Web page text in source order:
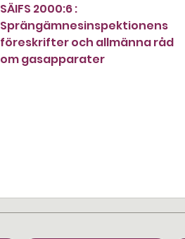
SÄIFS 2000:6 :
Sprängämnesinspektionens
föreskrifter och allmänna råd
om gasapparater